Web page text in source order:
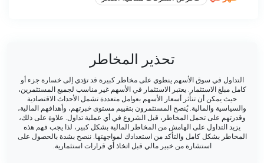
تحذير المخاطر
التداول في سوق الأسهم ينطوي على مخاطر كبيرة قد تؤدي إلى خسارة جزء أو
كامل مبلغ الاستثمار. يعتبر الاستثمار في الأسهم غير مناسب لجميع المستثمرين،
حيث يمكن أن تتأثر أسعار الأسهم بعوامل متعددة تشمل الأحداث الاقتصادية
والسياسية والمالية. يُنصح المستثمرون بتقييم مستوى خبرتهم، وأهدافهم المالية،
وقدرتهم على تحمل المخاطر، قبل الشروع في أي عملية تداول. علاوة على ذلك،
يزيد التداول على الهامش من المخاطر المالية بشكل كبير، لذا يجب فهم هذه
المخاطر بشكل كامل والتأكد من استعدادك لمواجهتها. ننصح بشدة بالحصول على
استشارة من خبير مالي قبل اتخاذ أي قرارات استثمارية.